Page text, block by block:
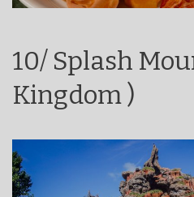
10/ Splash
Kingdom )